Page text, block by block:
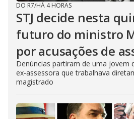
DO R7/HÁ 4 HORAS
STJ decide nesta
futuro do ministro
por acusações de
Denúncias partiram de uma jovem
ex-assessora que trabalhava
magistrado